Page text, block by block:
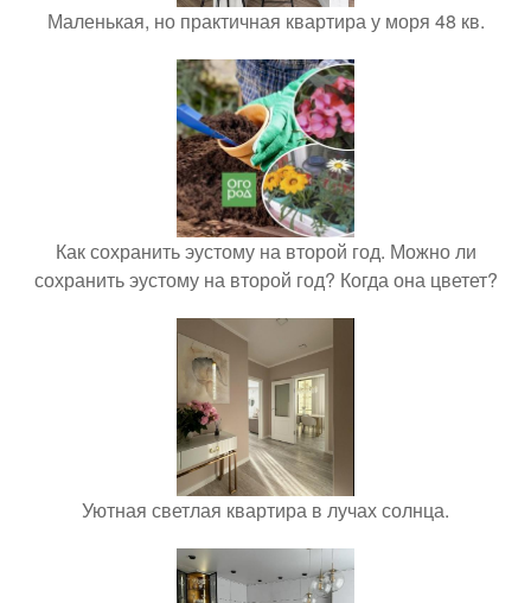
Маленькая, но практичная квартира у моря 48 кв.
Как сохранить эустому на второй год. Можно ли
сохранить эустому на второй год? Когда она цветет?
Уютная светлая квартира в лучах солнца.